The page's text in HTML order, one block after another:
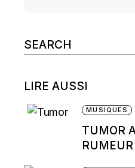
Search
for:
LIRE AUSSI
MUSIQUES
TUMOR
RUMEUR